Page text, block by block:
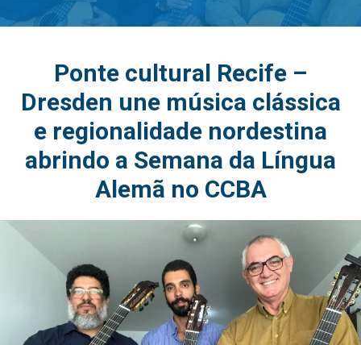
Ponte cultural Recife –
Dresden une música clássica
e regionalidade nordestina
abrindo a Semana da Língua
Alemã no CCBA